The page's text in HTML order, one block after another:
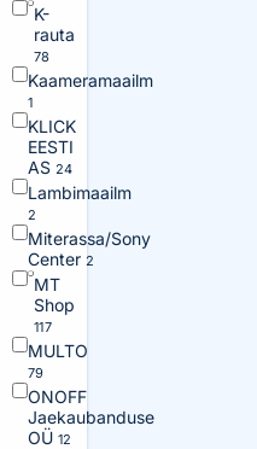
K-
rauta
78
Kaameramaailm
1
KLICK
EESTI
AS 24
Lambimaailm
2
Miterassa/Sony
Center 2
MT
Shop
117
MULTO
79
ONOFF
Jaekaubanduse
OÜ 12